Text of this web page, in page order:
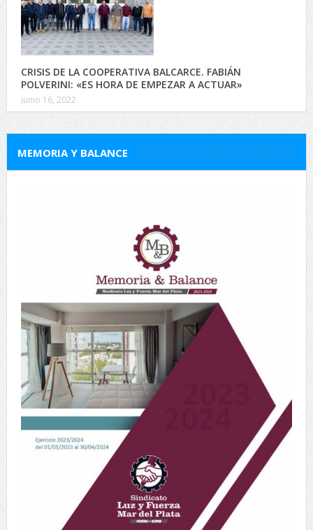
CRISIS DE LA COOPERATIVA BALCARCE. FABIÁN
POLVERINI: «ES HORA DE EMPEZAR A ACTUAR»
junio 16, 2022
MEMORIA Y BALANCE